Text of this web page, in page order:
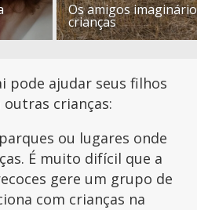
Os amigos
crianças
pode ajudar seus filhos
crianças:
ou lugares onde
É muito difícil que a
gere um grupo de
com crianças na